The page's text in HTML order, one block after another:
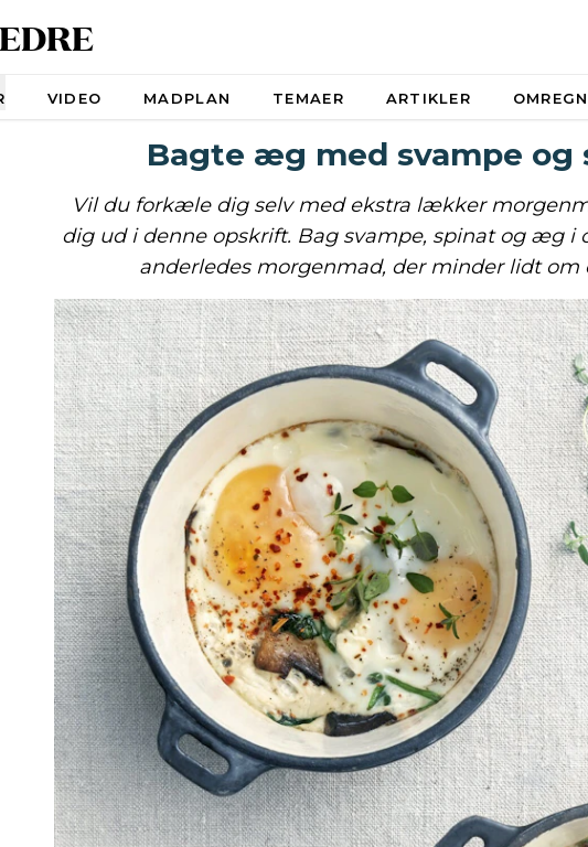
VIDEO MADPLAN TEMAER ARTIKLER
Bagte æg med svampe og
Vil du forkæle dig selv med ekstra lækker
dig ud i denne opskrift. Bag svampe, spinat og æg i
anderledes morgenmad, der minder lidt om